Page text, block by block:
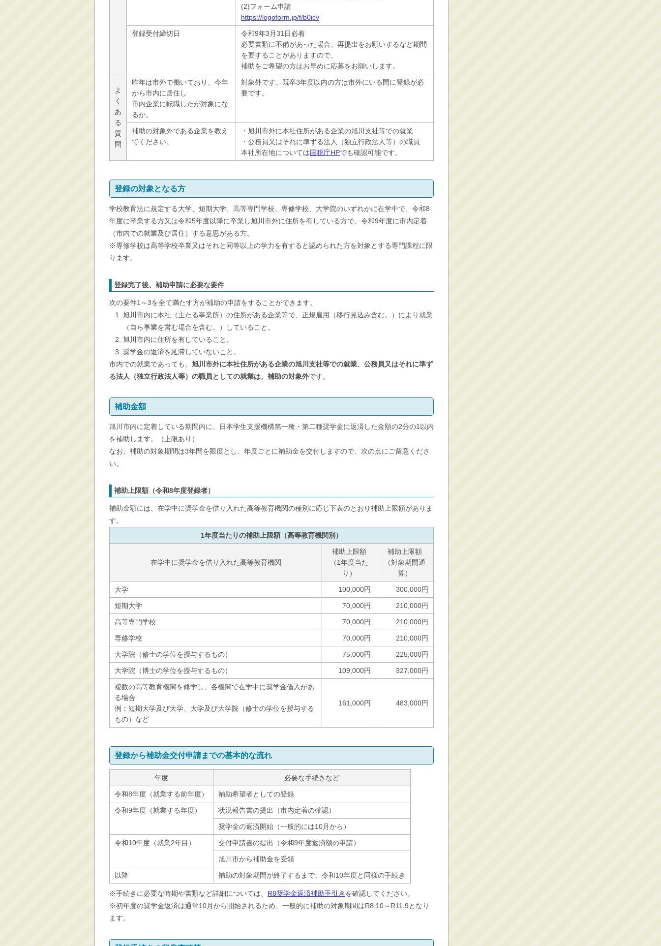
(2)フォーム申請
https://logoform.jp/f/b0icv
登録受付締切日
令和9年3月31日必着
必要書類に不備があった場合、再提出をお願いするなど期間
を要することがありますので、
補助をご希望の方はお早めに応募をお願いします。
よ
く
あ
る
質
問
昨年は市外で働いており、今年
から市内に居住し
市内企業に転職したが対象にな
るか。
対象外です。既卒3年度以内の方は市外にいる間に登録が必
要です。
補助の対象外である企業を教え
てください。
・旭川市外に本社住所がある企業の旭川支社等での就業
・公務員又はそれに準ずる法人（独立行政法人等）の職員
本社所在地については国税庁HPでも確認可能です。
登録の対象となる方
学校教育法に規定する大学、短期大学、高等専門学校、専修学校、大学院のいずれかに在学中で、令和8
年度に卒業する方又は令和5年度以降に卒業し旭川市外に住所を有している方で、令和9年度に市内定着
（市内での就業及び居住）する意思がある方。
※専修学校は高等学校卒業又はそれと同等以上の学力を有すると認められた方を対象とする専門課程に限
ります。
登録完了後、補助申請に必要な要件
次の要件1～3を全て満たす方が補助の申請をすることができます。
旭川市内に本社（主たる事業所）の住所がある企業等で、正規雇用（移行見込み含む。）により就業
（自ら事業を営む場合を含む。）していること。
旭川市内に住所を有していること。
奨学金の返済を延滞していないこと。
市内での就業であっても、 旭川市外に本社住所がある企業の旭川支社等での就業、公務員又はそれに準ず
る法人（独立行政法人等）の職員としての就業は、補助の対象外です。
補助金額
旭川市内に定着している期間内に、日本学生支援機構第一種・第二種奨学金に返済した金額の2分の1以内
を補助します。（上限あり）
なお、補助の対象期間は3年間を限度とし、年度ごとに補助金を交付しますので、次の点にご留意くださ
い。
補助上限額（令和8年度登録者）
補助金額には、在学中に奨学金を借り入れた高等教育機関の種別に応じ下表のとおり補助上限額がありま
す。
1年度当たりの補助上限額（高等教育機関別）
在学中に奨学金を借り入れた高等教育機関
補助上限額
（1年度当た
り）
補助上限額
（対象期間通
算）
大学 100,000円 300,000円
短期大学 70,000円 210,000円
高等専門学校 70,000円 210,000円
専修学校 70,000円 210,000円
大学院（修士の学位を授与するもの） 75,000円 225,000円
大学院（博士の学位を授与するもの） 109,000円 327,000円
複数の高等教育機関を修学し、各機関で在学中に奨学金借入があ
る場合
例：短期大学及び大学、大学及び大学院（修士の学位を授与する
もの）など
161,000円 483,000円
登録から補助金交付申請までの基本的な流れ
年度 必要な手続きなど
令和8年度（就業する前年度） 補助希望者としての登録
令和9年度（就業する年度） 状況報告書の提出（市内定着の確認）
奨学金の返済開始（一般的には10月から）
令和10年度（就業2年目） 交付申請書の提出（令和9年度返済額の申請）
旭川市から補助金を受領
以降 補助の対象期間が終了するまで、令和10年度と同様の手続き
※手続きに必要な時期や書類など詳細については、 R8奨学金返済補助手引き を確認してください。
※初年度の奨学金返済は通常10月から開始されるため、一般的に補助の対象期間はR8.10～R11.9となり
ます。